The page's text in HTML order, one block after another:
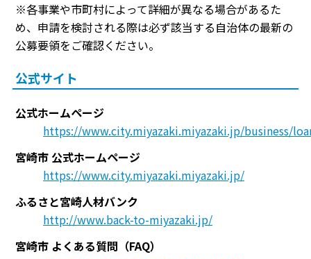
※各事業や市町村によって詳細が異なる場合があるた
め、申請を検討される際は必ず該当する自治体の最新の
公募要領をご確認ください。
公式サイト
公式ホームページ
https://www.city.miyazaki.miyazaki.jp/business/
宮崎市 公式ホームページ
https://www.city.miyazaki.miyazaki.jp/
ふるさと宮崎人材バンク
http://www.back-to-miyazaki.jp/
宮崎市 よくある質問（FAQ）